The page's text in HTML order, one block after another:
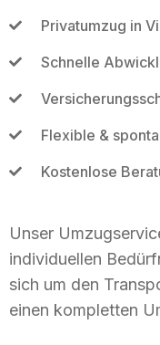
Privatumzug in
Schnelle
Flexible &
Kostenlose
Unser
individuellen
sich um den
einen kompletten